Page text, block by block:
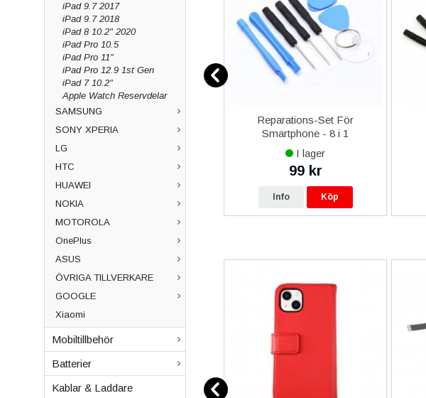
iPad 9.7 2017
iPad 9.7 2018
iPad 8 10.2" 2020
iPad Pro 10.5
iPad Pro 11"
iPad Pro 12.9 1st Gen
iPad 7 10.2"
Apple Watch Reservdelar
SAMSUNG
SONY XPERIA
LG
HTC
HUAWEI
NOKIA
MOTOROLA
OnePlus
ASUS
ÖVRIGA TILLVERKARE
GOOGLE
Xiaomi
Mobiltillbehör
Batterier
Kablar & Laddare
Batteri Original
Reparations-Set För
Smartphone - 8 i 1
I lager
99 kr
Info Köp